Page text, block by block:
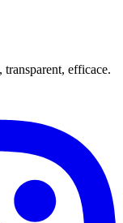
efficace.